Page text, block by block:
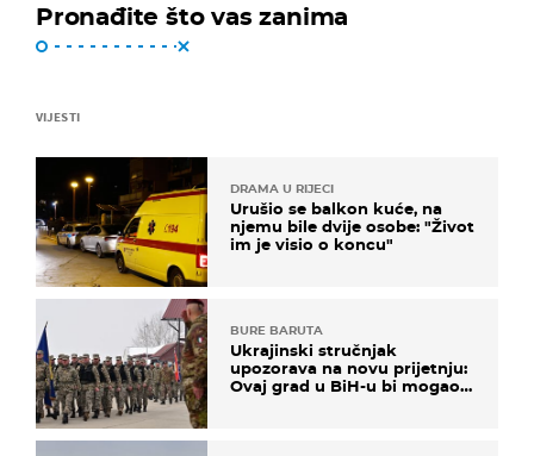
Pronađite što vas zanima
VIJESTI
DRAMA U RIJECI
Urušio se balkon kuće, na
njemu bile dvije osobe: "Život
im je visio o koncu"
BURE BARUTA
Ukrajinski stručnjak
upozorava na novu prijetnju:
Ovaj grad u BiH-u bi mogao